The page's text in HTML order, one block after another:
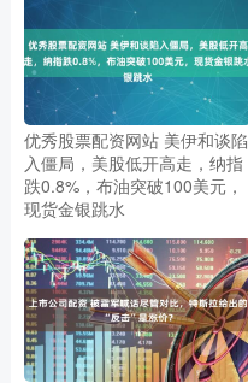
优秀股票配资网站 美伊和谈陷
入僵局，美股低开高走，纳指
跌0.8%，布油突破100美元，
现货金银跳水